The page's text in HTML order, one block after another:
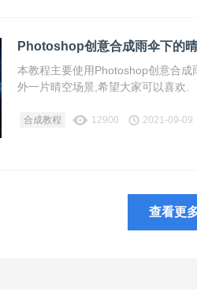
Photoshop创意合成雨伞下的
本教程主要使用Photoshop创意合
外一片晴空场景,希望大家可以喜欢.
合成教程 12900 2021-09-09
查看更